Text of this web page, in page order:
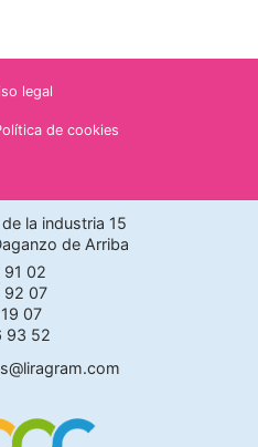
legal
de cookies
la industria 15
de Arriba
91 02
92 07
07
93 52